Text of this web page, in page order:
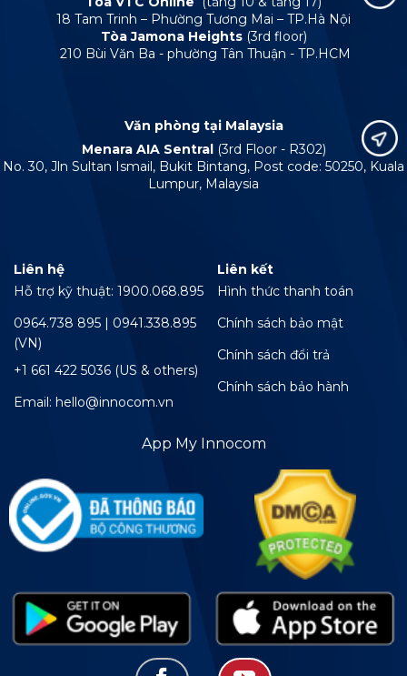
18 Tam Trinh – Phường Tương Mai – TP.Hà Nội
Tòa Jamona Heights (3rd floor)
210 Bùi Văn Ba - phường Tân Thuận - TP.HCM
Văn phòng tại Malaysia
Menara AIA Sentral (3rd Floor - R302)
No. 30, Jln Sultan Ismail, Bukit Bintang, Post code: 50250, Kuala
Lumpur, Malaysia
Liên hệ
Hỗ trợ kỹ thuật: 1900.068.895
0964.738 895 | 0941.338.895
(VN)
+1 661 422 5036 (US & others)
Email: hello@innocom.vn
Liên kết
Hình thức thanh toán
Chính sách bảo mật
Chính sách đổi trả
Chính sách bảo hành
App My Innocom